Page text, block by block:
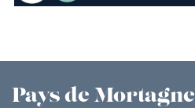
Pays de Mortagne